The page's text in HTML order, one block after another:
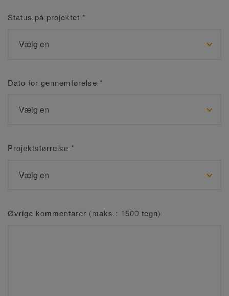
Status på projektet *
Dato for gennemførelse *
Projektstørrelse *
Øvrige kommentarer (maks.: 1500 tegn)